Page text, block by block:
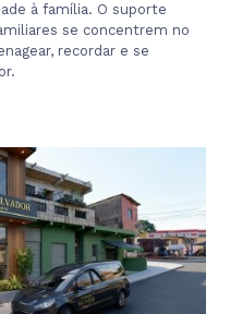
à família. O suporte
se concentrem no
recordar e se